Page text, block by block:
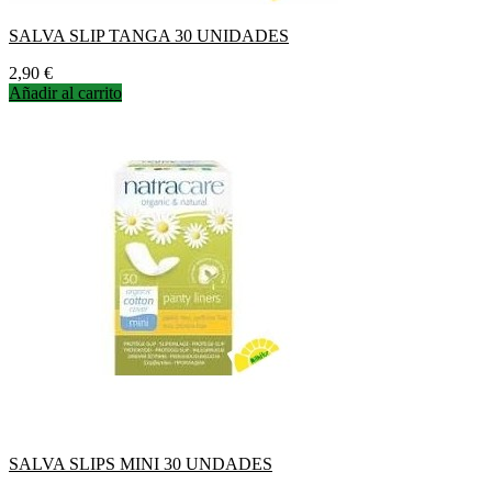
SALVA SLIP TANGA 30 UNIDADES
Precio
2,90 €
Añadir al carrito
SALVA SLIPS MINI 30 UNDADES